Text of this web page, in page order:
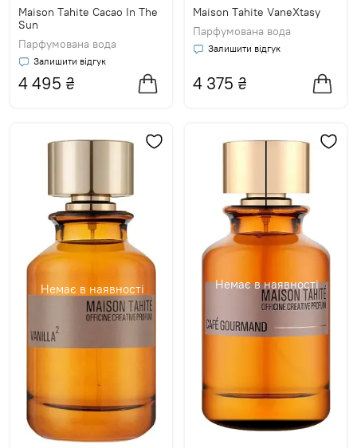
Maison Tahite Cacao In The
Sun
Парфумована вода
Залишити відгук
4 495 ₴
Maison Tahite VaneXtasy
Парфумована вода
Залишити відгук
4 375 ₴
Немає в наявності Немає в наявності